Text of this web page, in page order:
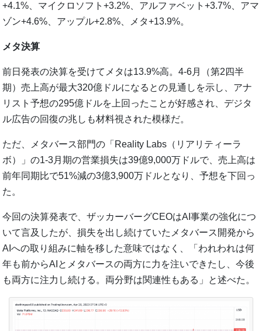
+4.1%、マイクロソフト+3.2%、アルファベット+3.7%、アマ
ゾン+4.6%、アップル+2.8%、メタ+13.9%。
メタ決算
前日発表の決算を受けてメタは13.9%高。4-6月（第2四半
期）売上高が最大320億ドルになるとの見通しを示し、アナ
リスト予想の295億ドルを上回ったことが好感され、デジタ
ル広告の回復の兆しも材料視された模様だ。
ただ、メタバース部門の「Reality Labs（リアリティーラ
ボ）」の1-3月期の営業損失は39億9,000万ドルで、売上高は
前年同期比で51%減の3億3,900万ドルとなり、予想を下回っ
た。
今回の決算発表で、ザッカーバーグCEOはAI事業の強化につ
いて言及したが、損失を出し続けていたメタバース開発から
AIへの取り組みに軸を移した意味ではなく、「われわれは何
年も前からAIとメタバースの両方に力を注いできたし、今後
も両方に注力し続ける。両分野は関連性もある」と述べた。